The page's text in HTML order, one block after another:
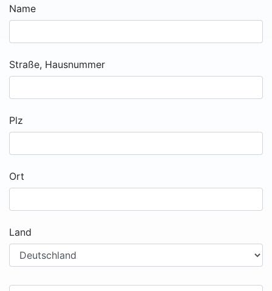
Name
Straße, Hausnummer
Plz
Ort
Land